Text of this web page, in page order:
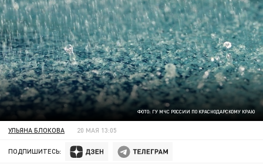
ФОТО: ГУ МЧС РОССИИ ПО КРАСНОДАРСКОМУ КРАЮ
УЛЬЯНА БЛОКОВА 20 МАЯ 13:05
ПОДПИШИТЕСЬ: